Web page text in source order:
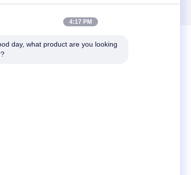
HINTERLASSEN
4:17 PM
day, what product are you looking